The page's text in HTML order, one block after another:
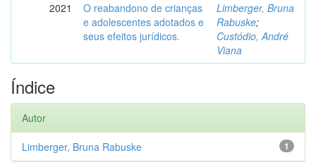
2021
O reabandono de crianças
e adolescentes adotados e
seus efeitos jurídicos.
Limberger, Bruna
Rabuske;
Custódio, André
Viana
Índice
Autor
1
Limberger, Bruna Rabuske